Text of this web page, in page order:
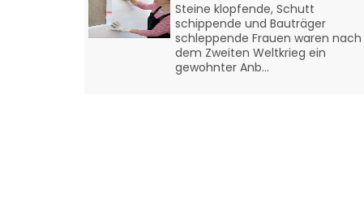
Steine klopfende, Schutt
schippende und Bauträger
schleppende Frauen waren nach
dem Zweiten Weltkrieg ein
gewohnter Anb...